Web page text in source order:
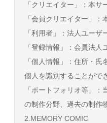
「クリエイター」：本
「会員クリエイター」
「利用者」：法人ユー
「登録情報」：会員法
「個人情報」：住所・
個人を識別することがで
「ポートフォリオ等」
の制作分野、過去の制作
2.MEMORY COMIC